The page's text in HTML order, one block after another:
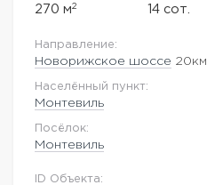
270 м2 14 сот.
Направление:
Новорижское шоссе 20км.
Населённый пункт:
Монтевиль
Посёлок:
Монтевиль
ID Объекта: